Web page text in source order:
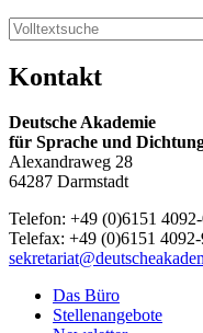
Kontakt
Deutsche Akademie
für Sprache und
Alexandraweg 28
64287 Darmstadt
Telefon: +49 (0)6151
Telefax: +49 (0)6151
Das Büro
Stellenangebote